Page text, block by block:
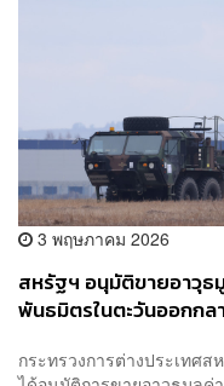
3 พฤษภาคม 2026
สหรัฐฯ อนุมัติขายอาวุธ
พันธมิตรในตะวันออกกล
กระทรวงการต่างประเทศ